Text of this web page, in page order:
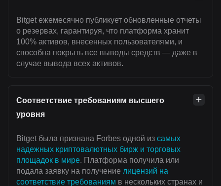
Bitget ежемесячно публикует обновленные отчеты
о резервах, гарантируя, что платформа хранит
100% активов, внесенных пользователями, и
способна покрыть все выводы средств — даже в
случае вывода всех активов.
Соответствие требованиям высшего
уровня
Bitget была признана Forbes одной из самых
надежных криптовалютных бирж и торговых
площадок в мире. Платформа получила или
подала заявку на получение лицензий на
соответствие требованиям в нескольких странах и